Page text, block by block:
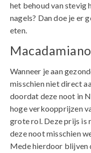
het behoud van stevig
nagels? Dan doe je er
eten.
Wanneer je aan
misschien niet direct
doordat deze noot in
hoge verkoopprijzen
grote rol. Deze prijs is
deze noot misschien
Mede hierdoor blijven